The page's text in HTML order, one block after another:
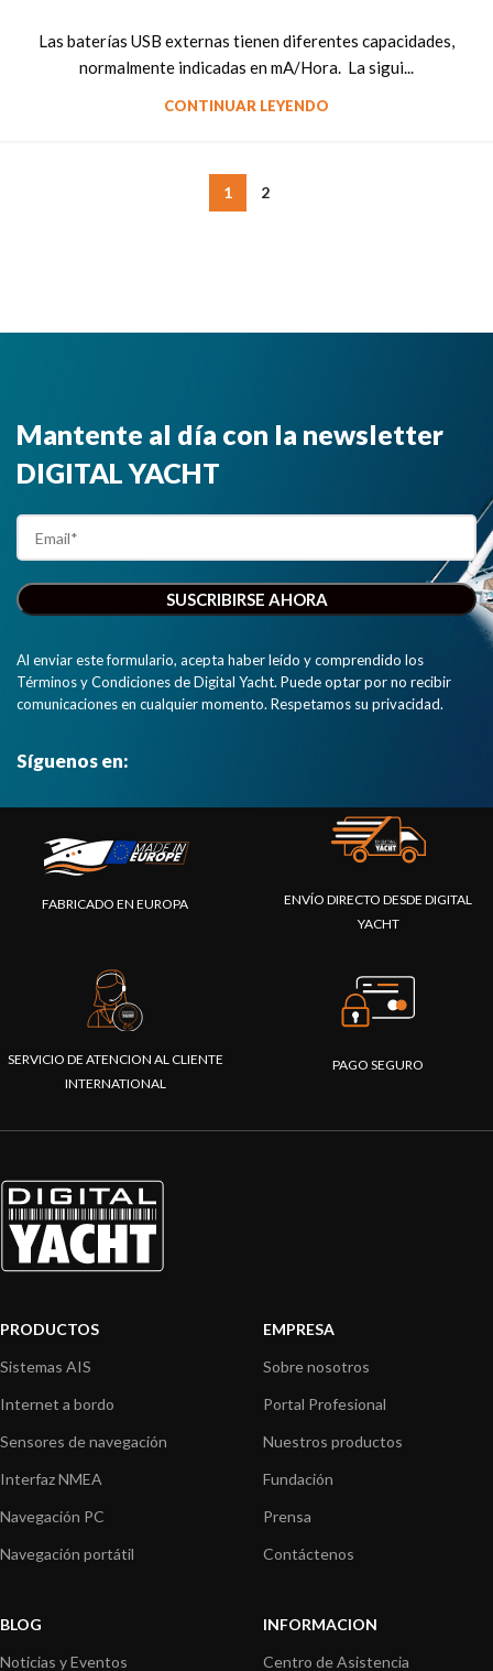
Las baterías USB externas tienen diferentes capacidades,
normalmente indicadas en mA/Hora. La sigui...
CONTINUAR LEYENDO
1 2
Mantente al día con la newsletter
DIGITAL YACHT
Al enviar este formulario, acepta haber leído y comprendido los
Términos y Condiciones de Digital Yacht. Puede optar por no recibir
comunicaciones en cualquier momento. Respetamos su privacidad.
Síguenos en:
FABRICADO EN EUROPA
ENVÍO DIRECTO DESDE DIGITAL
YACHT
SERVICIO DE ATENCION AL CLIENTE
INTERNATIONAL
PAGO SEGURO
PRODUCTOS
Sistemas AIS
Internet a bordo
Sensores de navegación
Interfaz NMEA
Navegación PC
Navegación portátil
EMPRESA
Sobre nosotros
Portal Profesional
Nuestros productos
Fundación
Prensa
Contáctenos
BLOG
Noticias y Eventos
INFORMACION
Centro de Asistencia